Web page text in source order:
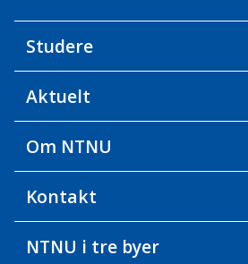
Studere
Aktuelt
Om NTNU
Kontakt
NTNU i tre byer